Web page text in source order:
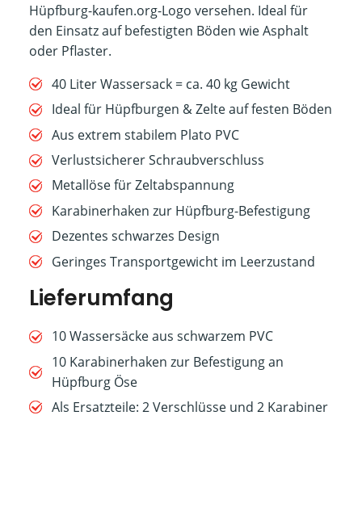
Hüpfburg-kaufen.org-Logo versehen. Ideal für
den Einsatz auf befestigten Böden wie Asphalt
oder Pflaster.
40 Liter Wassersack = ca. 40 kg Gewicht
Ideal für Hüpfburgen & Zelte auf festen Böden
Aus extrem stabilem Plato PVC
Verlustsicherer Schraubverschluss
Metallöse für Zeltabspannung
Karabinerhaken zur Hüpfburg-Befestigung
Dezentes schwarzes Design
Geringes Transportgewicht im Leerzustand
Lieferumfang
10 Wassersäcke aus schwarzem PVC
10 Karabinerhaken zur Befestigung an
Hüpfburg Öse
Als Ersatzteile: 2 Verschlüsse und 2 Karabiner